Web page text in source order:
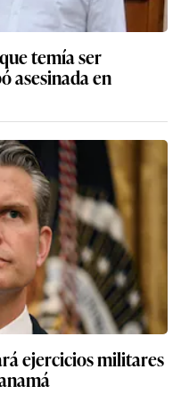
temía ser
asesinada en
ejercicios militares